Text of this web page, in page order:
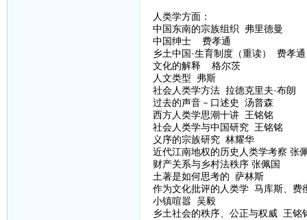
人类学方面：
中国东南的宗族组织 弗里德曼
中国绅士 费孝通
乡土中国·生育制度（重读） 费孝通
文化的解释 格尔茨
人文类型 弗斯
社会人类学方法 拉德克里夫·布朗
过去的声音－口述史 汤普森
西方人类学思潮十讲 王铭铭
社会人类学与中国研究 王铭铭
义序的宗族研究 林耀华
近代江南地权的历史人类学考察 张
财产关系与乡村法秩序 张佩国
土著是如何思考的 萨林斯
作为文化批评的人类学 马库斯、费
小镇喧嚣 吴毅
乡土社会的秩序、公正与权威 王铭